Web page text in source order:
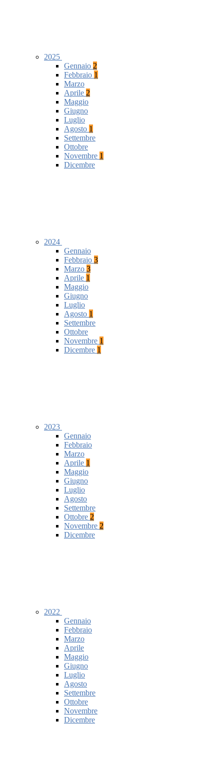
2025
Gennaio 2
Febbraio 1
Marzo
Aprile 2
Maggio
Giugno
Luglio
Agosto 1
Settembre
Ottobre
Novembre 1
Dicembre
2024
Gennaio
Febbraio 3
Marzo 3
Aprile 1
Maggio
Giugno
Luglio
Agosto 1
Settembre
Ottobre
Novembre 1
Dicembre 1
2023
Gennaio
Febbraio
Marzo
Aprile 1
Maggio
Giugno
Luglio
Agosto
Settembre
Ottobre 2
Novembre 2
Dicembre
2022
Gennaio
Febbraio
Marzo
Aprile
Maggio
Giugno
Luglio
Agosto
Settembre
Ottobre
Novembre
Dicembre